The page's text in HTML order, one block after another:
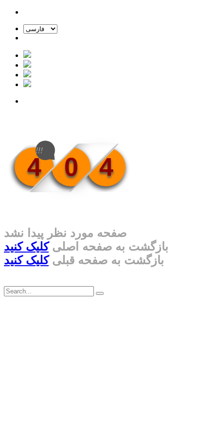
4 0 4
!!!
صفحه مورد نظر پیدا نشد
بازگشت به صفحه اصلیکلیک کنید
بازگشت به صفحه قبلیکلیک کنید